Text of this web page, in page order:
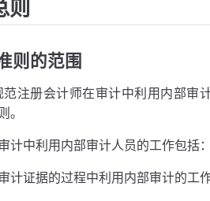
则
则的范围
注册会计师在审计中利用内部审
。
计中利用内部审计人员的工作包括：
计证据的过程中利用内部审计的工作